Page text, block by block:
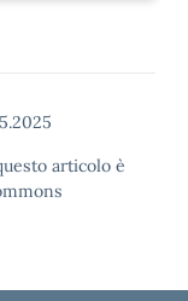
articolo è